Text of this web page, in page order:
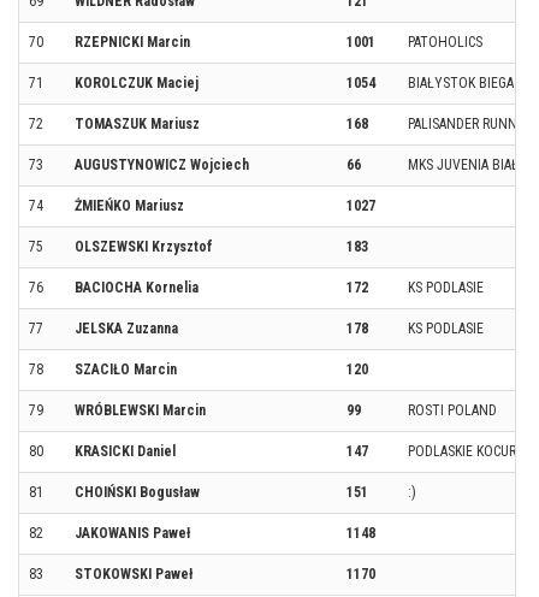
70 RZEPNICKI Marcin 1001 PATOHOLICS
71 KOROLCZUK Maciej 1054 BIAŁYSTOK BIEGA
72 TOMASZUK Mariusz 168 PALISANDER
73 AUGUSTYNOWICZ Wojciech 66 MKS JUVENIA
74 ŻMIEŃKO Mariusz 1027
75 OLSZEWSKI Krzysztof 183
76 BACIOCHA Kornelia 172 KS PODLASIE
77 JELSKA Zuzanna 178 KS PODLASIE
78 SZACIŁO Marcin 120
79 WRÓBLEWSKI Marcin 99 ROSTI POLAND
80 KRASICKI Daniel 147 PODLASKIE KOCURY
81 CHOIŃSKI Bogusław 151 :)
82 JAKOWANIS Paweł 1148
83 STOKOWSKI Paweł 1170